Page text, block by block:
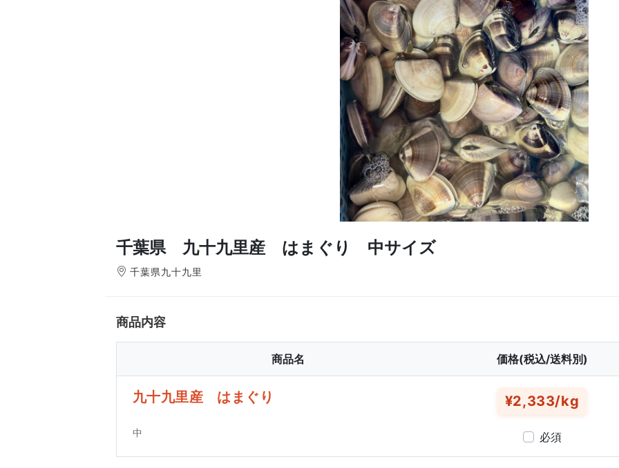
千葉県 九十九里産 はまぐり 中サイズ
千葉県九十九里
商品内容
商品名 価格(税込/送料別)
九十九里産 はまぐり
中
¥2,333/kg
必須